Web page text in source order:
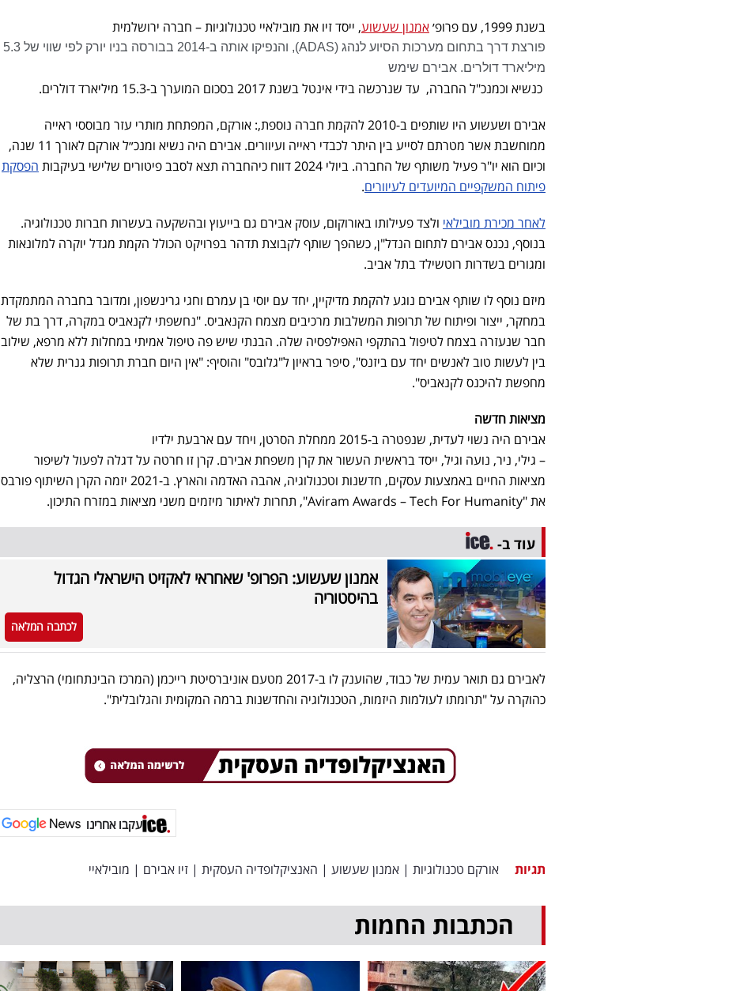
בשנת 1999, עם פרופ׳ אמנון שעשוע, ייסד זיו את מובילאיי טכנולוגיות– חברה ירושלמית
פורצת דרך בתחום מערכות הסיוע לנהג (ADAS), והנפיקו אותה ב-2014 בבורסה בניו יורק לפי שווי של 5.3
מיליארד דולרים. אבירם שימש
כנשיא וכמנכ"ל החברה, עד שנרכשה בידי אינטל בשנת 2017 בסכום המוערך ב-15.3 מיליארד דולרים.
אבירם ושעשוע היו שותפים ב-2010 להקמת חברה נוספת,: אורקם, המפתחת מותרי עזר מבוססי ראייה
ממוחשבת אשר מטרתם לסייע בין היתר לכבדי ראייה ועיוורים. אבירם היה נשיא ומנכ״ל אורקם לאורך 11 שנה,
וכיום הוא יו"ר פעיל משותף של החברה. ביולי 2024 דווח כיהחברה תצא לסבב פיטורים שלישי בעיקבות
הפסקת
פיתוח המשקפיים המיועדים לעיוורים.
לאחר מכירת מובילאי ולצד פעילותו באורוקום, עוסק אבירם גם בייעוץ ובהשקעה בעשרות חברות טכנולוגיה.
בנוסף, נכנס אבירם לתחום הנדל"ן, כשהפך שותף לקבוצת תדהר בפרויקט הכולל הקמת מגדל יוקרה למלונאות
ומגורים בשדרות רוטשילד בתל אביב.
מיזם נוסף לו שותף אבירם נוגע להקמת מדיקיין, יחד עם יוסי בן עמרם וחגי גרינשפון, ומדובר בחברה המתמקדת
במחקר, ייצור ופיתוח של תרופות המשלבות מרכיבים מצמח הקנאביס. "נחשפתי לקנאביס במקרה, דרך בת של
חבר שנעזרה בצמח לטיפול בהתקפי האפילפסיה שלה. הבנתי שיש פה טיפול אמיתי במחלות ללא מרפא, שילוב
בין לעשות טוב לאנשים יחד עם ביזנס", סיפר בראיון ל"גלובס" והוסיף: "אין היום חברת תרופות גנרית שלא
מחפשת להיכנס לקנאביס".
מציאות חדשה
אבירם היה נשוי לעדית, שנפטרה ב-2015 ממחלת הסרטן, ויחד עם ארבעת ילדיו
– גילי, ניר, נועה וגיל, ייסד בראשית העשור אתקרן משפחת אבירם. קרן זו חרטה על דגלה לפעול לשיפור
מציאות החיים באמצעות עסקים, חדשנות וטכנולוגיה, אהבה האדמה והארץ. ב-2021 יזמה הקרן השיתוף פורבס
את "Aviram Awards
–Tech For Humanity", תחרות לאיתור מיזמים משני מציאות במזרח התיכון.
עוד ב-
אמנון שעשוע: הפרופ' שאחראי לאקזיט הישראלי הגדול
בהיסטוריה
לכתבה המלאה
לאבירם גם תואר עמית של כבוד, שהוענק לו ב-2017 מטעם אוניברסיטת רייכמן (המרכז הבינתחומי) הרצליה,
כהוקרה על "תרומתו לעולמות היזמות, הטכנולוגיה והחדשנות ברמה המקומית והגלובלית".
עקבו אחרינו
תגיות אורקם טכנולוגיות | אמנון שעשוע | האנציקלופדיה העסקית | זיו אבירם | מובילאיי
הכתבות החמות